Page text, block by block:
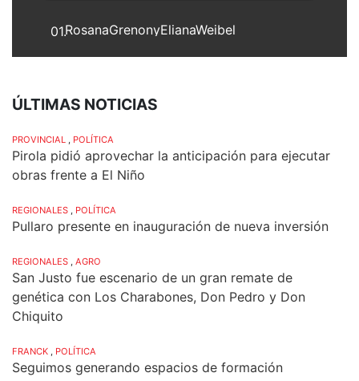
01.RosanaGrenonyElianaWeibel
ÚLTIMAS NOTICIAS
PROVINCIAL , POLÍTICA
Pirola pidió aprovechar la anticipación para ejecutar
obras frente a El Niño
REGIONALES , POLÍTICA
Pullaro presente en inauguración de nueva inversión
REGIONALES , AGRO
San Justo fue escenario de un gran remate de
genética con Los Charabones, Don Pedro y Don
Chiquito
FRANCK , POLÍTICA
Seguimos generando espacios de formación